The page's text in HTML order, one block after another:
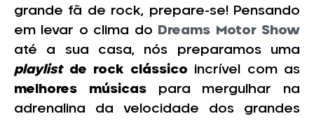
grande fã de rock, prepare-se! Pensando
em levar o clima do
Dreams Motor Show
até a sua casa, nós preparamos uma
playlist de rock clássico incrível com as
melhores músicas para mergulhar na
adrenalina da velocidade dos grandes